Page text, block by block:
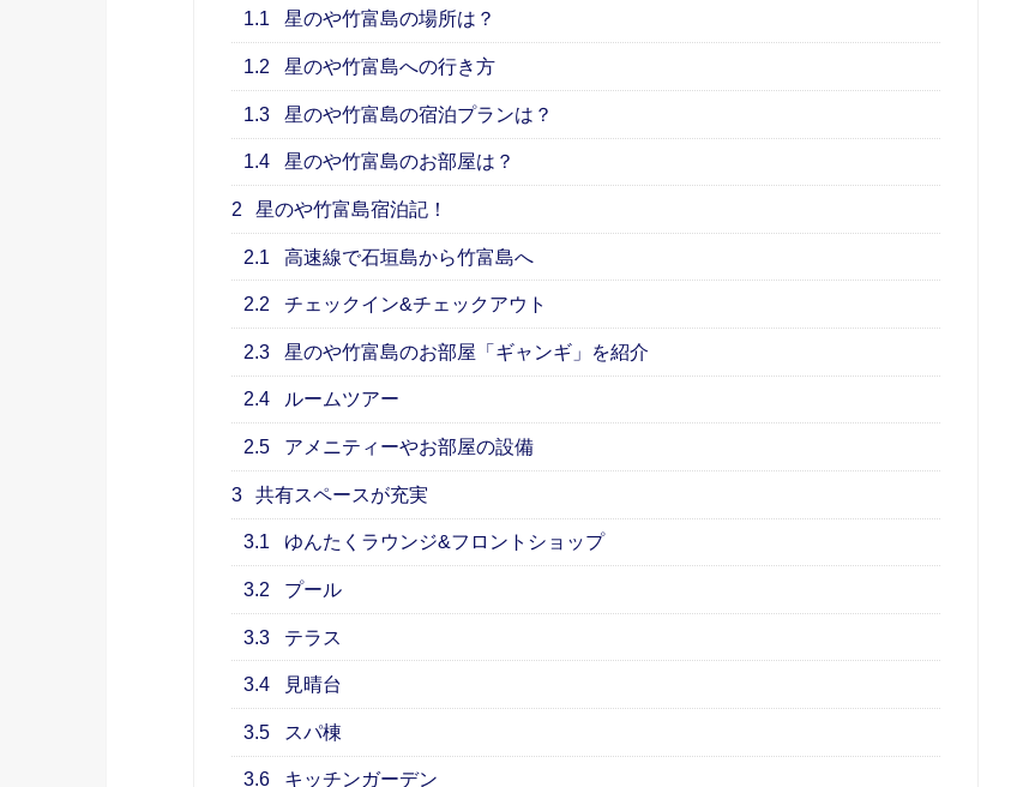
1.1 星のや竹富島の場所は？
1.2 星のや竹富島への行き方
1.3 星のや竹富島の宿泊プランは？
1.4 星のや竹富島のお部屋は？
2 星のや竹富島宿泊記！
2.1 高速線で石垣島から竹富島へ
2.2 チェックイン&チェックアウト
2.3 星のや竹富島のお部屋「ギャンギ」を紹介
2.4 ルームツアー
2.5 アメニティーやお部屋の設備
3 共有スペースが充実
3.1 ゆんたくラウンジ&フロントショップ
3.2 プール
3.3 テラス
3.4 見晴台
3.5 スパ棟
3.6 キッチンガーデン